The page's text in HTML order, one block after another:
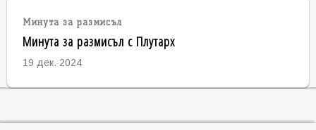
Минута за размисъл
Минута за размисъл с Плутарх
19 дек. 2024